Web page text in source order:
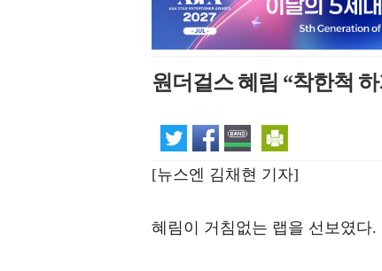
원더걸스 혜림 “착한척
[뉴스엔 김채현 기자]
혜림이 거침없는 랩을 선보였다.